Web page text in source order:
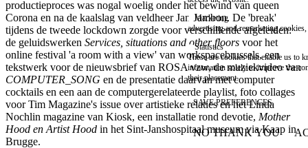
productieproces was nogal woelig onder het bewind van queen
Corona en na de kaalslag van veldheer Jan Jambon. De 'break'
tijdens de tweede lockdown zorgde voor verschillende afgeleiden:
de geluidswerken Services, situations and other floors voor het
online festival 'a room with a view' van workspacebrussels, een
tekstwerk voor de nieuwsbrief van ROSA vzw, de muziekvideo van
COMPUTER_SONG en de presentatie daarvan met computer
cocktails en een aan de computergerelateerde playlist, foto collages
voor Tim Magazine's issue over artistieke relaties en het Linda
Nochlin magazine van Kiosk, een installatie rond devotie, Mother
Hood en Artist Hood in het Sint-Janshospitaal museum via Kaap in
Brugge.
Marketing
advertising and remarketing cookies,
Statistics
These are cookies that enable us to
information solely to improve the
their placement.
SAVE PREFERENCES
NO THANK YOU
WITHDRAW